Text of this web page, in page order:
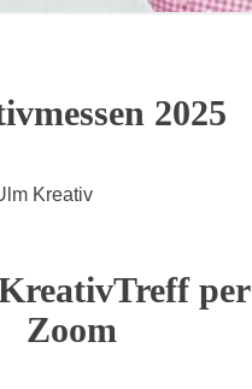
2025
Kreativ
per
Zoom